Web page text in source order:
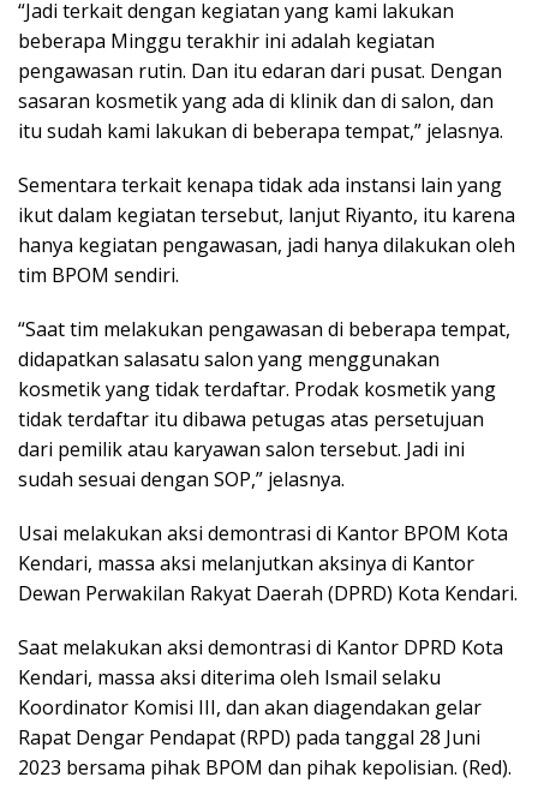
“Jadi terkait dengan kegiatan yang kami lakukan
beberapa Minggu terakhir ini adalah kegiatan
pengawasan rutin. Dan itu edaran dari pusat. Dengan
sasaran kosmetik yang ada di klinik dan di salon, dan
itu sudah kami lakukan di beberapa tempat,” jelasnya.
Sementara terkait kenapa tidak ada instansi lain yang
ikut dalam kegiatan tersebut, lanjut Riyanto, itu karena
hanya kegiatan pengawasan, jadi hanya dilakukan oleh
tim BPOM sendiri.
“Saat tim melakukan pengawasan di beberapa tempat,
didapatkan salasatu salon yang menggunakan
kosmetik yang tidak terdaftar. Prodak kosmetik yang
tidak terdaftar itu dibawa petugas atas persetujuan
dari pemilik atau karyawan salon tersebut. Jadi ini
sudah sesuai dengan SOP,” jelasnya.
Usai melakukan aksi demontrasi di Kantor BPOM Kota
Kendari, massa aksi melanjutkan aksinya di Kantor
Dewan Perwakilan Rakyat Daerah (DPRD) Kota Kendari.
Saat melakukan aksi demontrasi di Kantor DPRD Kota
Kendari, massa aksi diterima oleh Ismail selaku
Koordinator Komisi III, dan akan diagendakan gelar
Rapat Dengar Pendapat (RPD) pada tanggal 28 Juni
2023 bersama pihak BPOM dan pihak kepolisian. (Red).